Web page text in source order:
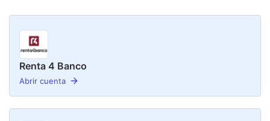
Renta 4 Banco
Abrir cuenta